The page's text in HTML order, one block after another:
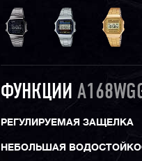
ФУНКЦИИ
РЕГУЛИРУЕМАЯ ЗАЩЕЛКА
НЕБОЛЬШАЯ